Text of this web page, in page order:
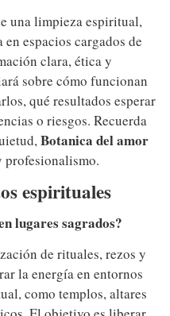
una limpieza espiritual,
espacios cargados de
clara, ética y
sobre cómo funcionan
qué resultados esperar
o riesgos. Recuerda
Botanica del amor
profesionalismo.
espirituales
lugares sagrados?
de rituales, rezos y
la energía en entornos
como templos, altares